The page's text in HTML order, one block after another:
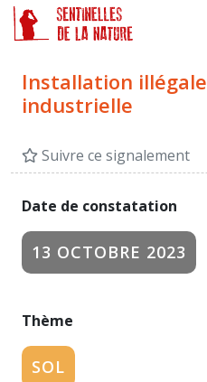
Installation
industrielle
Suivre ce signalement
Date de constatation
13 OCTOBRE 2023
Thème
SOL
Panneau de gestion des cookies